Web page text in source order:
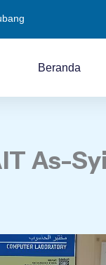
Beranda
As-